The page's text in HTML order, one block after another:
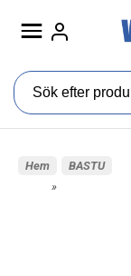
Hem
»
BASTU